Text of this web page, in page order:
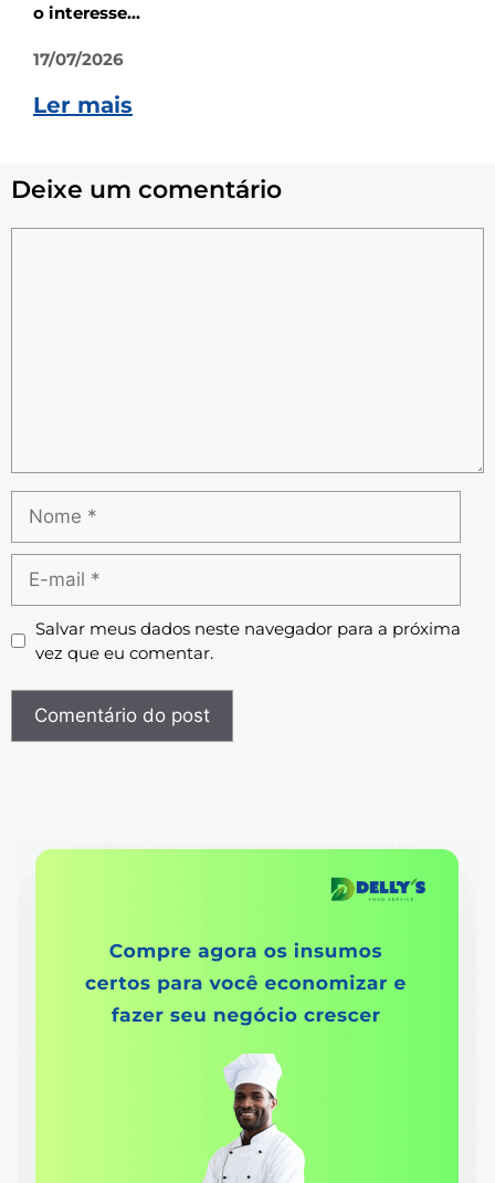
o interesse...
17/07/2026
Ler mais
Deixe um comentário
Salvar meus dados neste navegador para a próxima
vez que eu comentar.